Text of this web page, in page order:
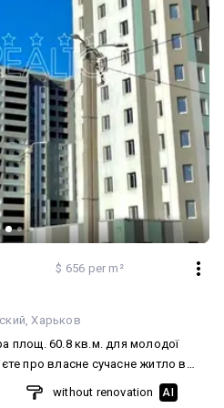
$ 656 per m²
Харьков
площ. 60.8 кв.м. для молодої
місця для комфортного життя
ЖК «Левада-2», вул.
without renovation AI